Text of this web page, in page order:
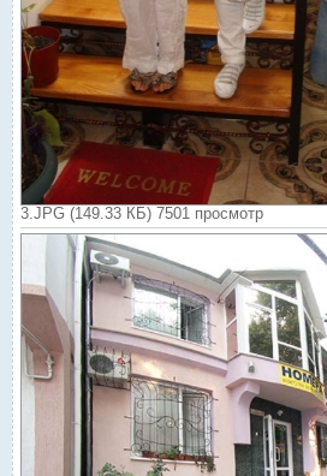
3.JPG (149.33 КБ) 7501 просмотр